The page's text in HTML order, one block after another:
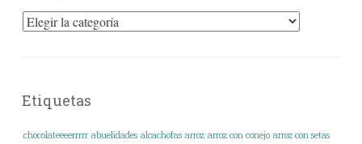
Categorías
Etiquetas
.chocolateeeerrrrr abuelidades alcachofas arroz arroz con conejo arroz con setas